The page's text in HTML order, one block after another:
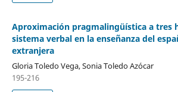
Aproximación pragmalingüística a tres
sistema verbal en la enseñanza del
extranjera
Gloria Toledo Vega, Sonia Toledo Azócar
195-216